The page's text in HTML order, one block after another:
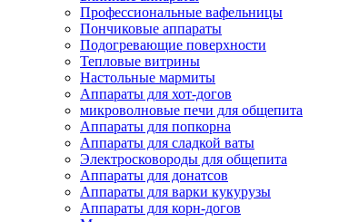
Профессиональные вафельницы
Пончиковые аппараты
Подогревающие поверхности
Тепловые витрины
Настольные мармиты
Аппараты для хот-догов
микроволновые печи для общепита
Аппараты для попкорна
Аппараты для сладкой ваты
Электросковороды для общепита
Аппараты для донатсов
Аппараты для варки кукурузы
Аппараты для корн-догов